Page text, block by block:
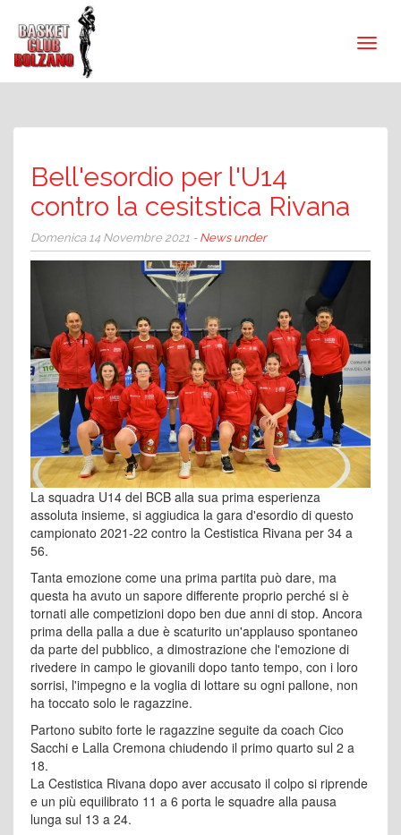
Bell'esordio per l'U14
contro la cesitstica Rivana
Domenica 14 Novembre 2021 - News under
La squadra U14 del BCB alla sua prima esperienza
assoluta insieme, si aggiudica la gara d'esordio di questo
campionato 2021-22 contro la Cestistica Rivana per 34 a
56.
Tanta emozione come una prima partita può dare, ma
questa ha avuto un sapore differente proprio perché si è
tornati alle competizioni dopo ben due anni di stop. Ancora
prima della palla a due è scaturito un'applauso spontaneo
da parte del pubblico, a dimostrazione che l'emozione di
rivedere in campo le giovanili dopo tanto tempo, con i loro
sorrisi, l'impegno e la voglia di lottare su ogni pallone, non
ha toccato solo le ragazzine.
Partono subito forte le ragazzine seguite da coach Cico
Sacchi e Lalla Cremona chiudendo il primo quarto sul 2 a
18.
La Cestistica Rivana dopo aver accusato il colpo si riprende
e un più equilibrato 11 a 6 porta le squadre alla pausa
lunga sul 13 a 24.